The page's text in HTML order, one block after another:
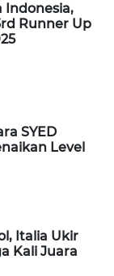
Indonesia,
Runner Up
SYED
Level
Italia Ukir
Kali Juara